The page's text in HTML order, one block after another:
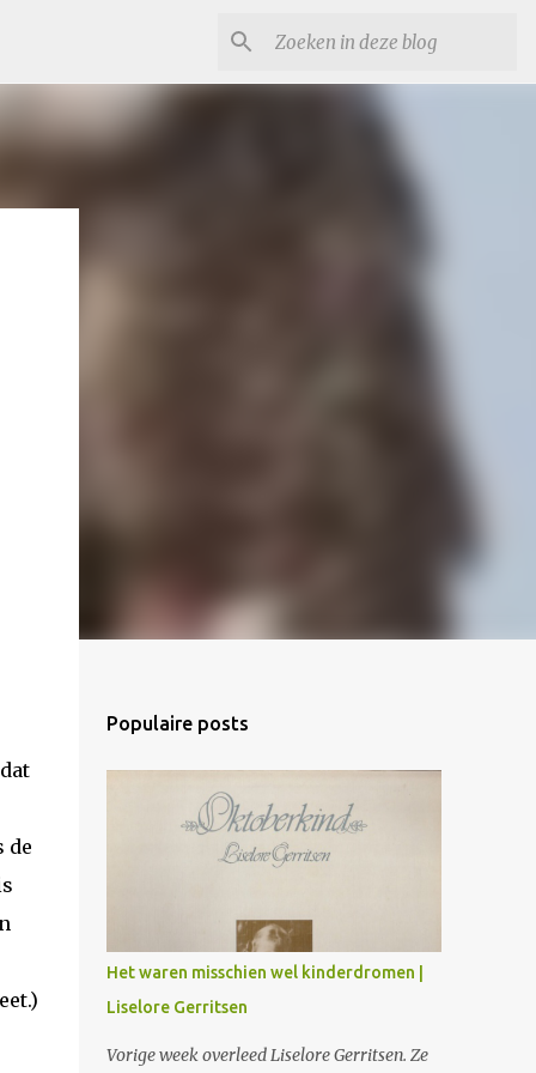
de
Populaire posts
Het waren misschien wel kinderdromen |
Liselore Gerritsen
Vorige week overleed Liselore Gerritsen. Ze